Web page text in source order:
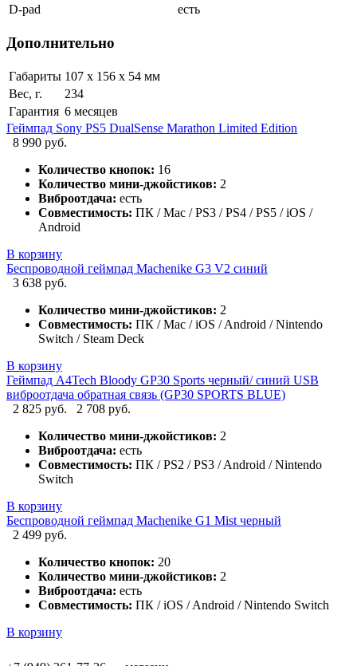
D-pad
есть
Дополнительно
Габариты 107 х 156 х 54 мм
Вес, г.
234
Гарантия 6 месяцев
Геймпад Sony PS5 DualSense Marathon Limited Edition
8 990 руб.
Количество кнопок: 16
Количество мини-джойстиков: 2
Виброотдача: есть
Совместимость: ПК / Mac / PS3 / PS4 / PS5 / iOS /
Android
В корзину
Беспроводной геймпад Machenike G3 V2 синий
3 638 руб.
Количество мини-джойстиков: 2
Совместимость: ПК / Mac / iOS / Android / Nintendo
Switch / Steam Deck
В корзину
Геймпад A4Tech Bloody GP30 Sports черный/ синий USB
виброотдача обратная связь (GP30 SPORTS BLUE)
2 825 руб.
2 708 руб.
Количество мини-джойстиков: 2
Виброотдача: есть
Совместимость: ПК / PS2 / PS3 / Android / Nintendo
Switch
В корзину
Беспроводной геймпад Machenike G1 Mist черный
2 499 руб.
Количество кнопок: 20
Количество мини-джойстиков: 2
Виброотдача: есть
Совместимость: ПК / iOS / Android / Nintendo Switch
В корзину